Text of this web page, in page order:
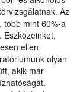
Az
több mint 60%-a
Eszközeinket,
ellen
olyan
akik már